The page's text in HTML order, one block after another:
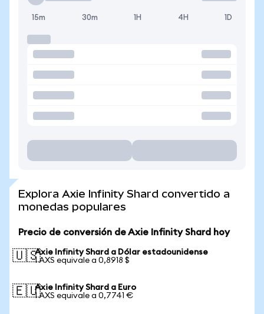
15m 30m 1H 4H 1D
Explora Axie Infinity Shard convertido a
monedas populares
Precio de conversión de Axie Infinity Shard hoy
🇺🇸Axie Infinity Shard a Dólar estadounidense
1 AXS equivale a 0,8918 $
🇪🇺Axie Infinity Shard a Euro
1 AXS equivale a 0,7741 €